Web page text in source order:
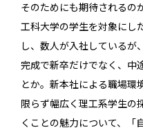
そのためにも期待されるの
工科大学の学生を対象にし
し、数人が入社しているが
完成で新卒だけでなく、中
とか。新本社による職場環
限らず幅広く理工系学生の
くことの魅力について、「